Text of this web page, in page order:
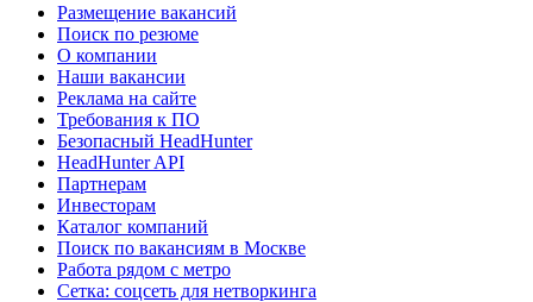
Размещение вакансий
Поиск по резюме
О компании
Наши вакансии
Реклама на сайте
Требования к ПО
Безопасный HeadHunter
HeadHunter API
Партнерам
Инвесторам
Каталог компаний
Поиск по вакансиям в Москве
Работа рядом с метро
Сетка: соцсеть для нетворкинга